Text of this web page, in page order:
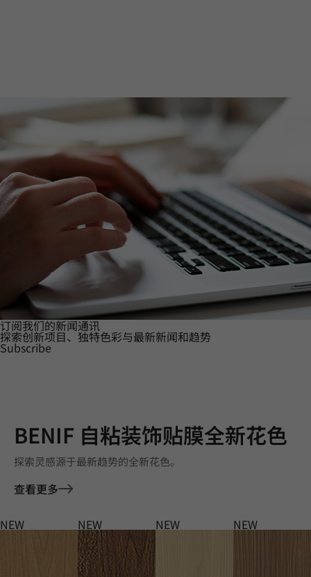
订阅我们的新闻通讯
探索创新项目、独特色彩与最新新闻和趋势
Subscribe
BENIF 自粘装饰贴膜全新花色
探索灵感源于最新趋势的全新花色。
查看更多
NEW NEW NEW NEW